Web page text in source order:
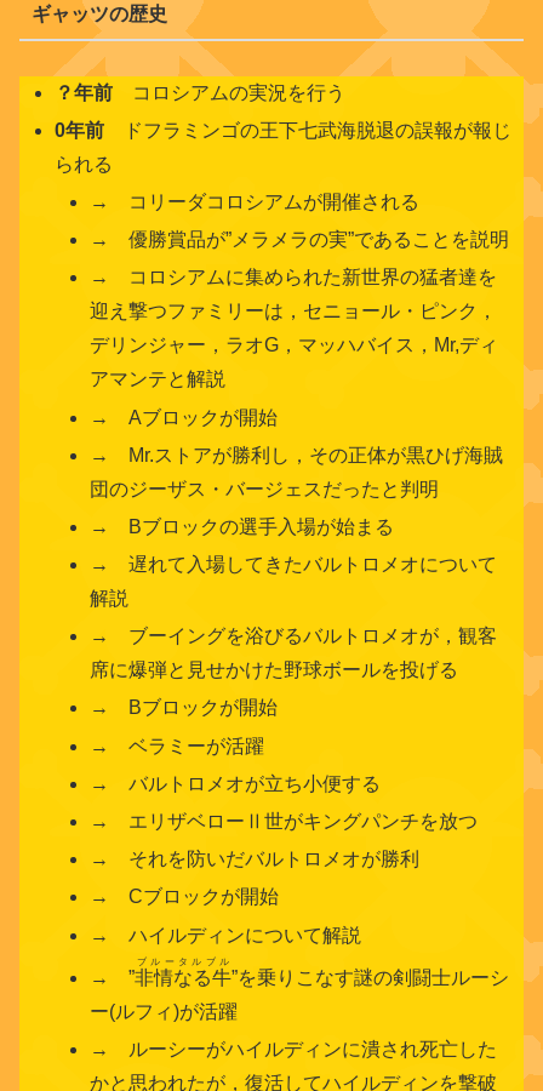
ギャッツの歴史
？年前 コロシアムの実況を行う
0年前 ドフラミンゴの王下七武海脱退の誤報が報じ
られる
→ コリーダコロシアムが開催される
→ 優勝賞品が”メラメラの実”であることを説明
→ コロシアムに集められた新世界の猛者達を
迎え撃つファミリーは，セニョール・ピンク，
デリンジャー，ラオG，マッハバイス，Mr,ディ
アマンテと解説
→ Aブロックが開始
→ Mr.ストアが勝利し，その正体が黒ひげ海賊
団のジーザス・バージェスだったと判明
→ Bブロックの選手入場が始まる
→ 遅れて入場してきたバルトロメオについて
解説
→ ブーイングを浴びるバルトロメオが，観客
席に爆弾と見せかけた野球ボールを投げる
→ Bブロックが開始
→ ベラミーが活躍
→ バルトロメオが立ち小便する
→ エリザベローⅡ世がキングパンチを放つ
→ それを防いだバルトロメオが勝利
→ Cブロックが開始
→ ハイルディンについて解説
→ ”非情なる牛
ブルータルブル
”を乗りこなす謎の剣闘士ルーシ
ー(ルフィ)が活躍
→ ルーシーがハイルディンに潰され死亡した
かと思われたが，復活してハイルディンを撃破